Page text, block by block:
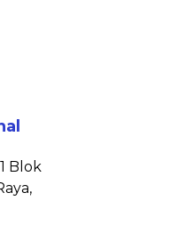
Blok